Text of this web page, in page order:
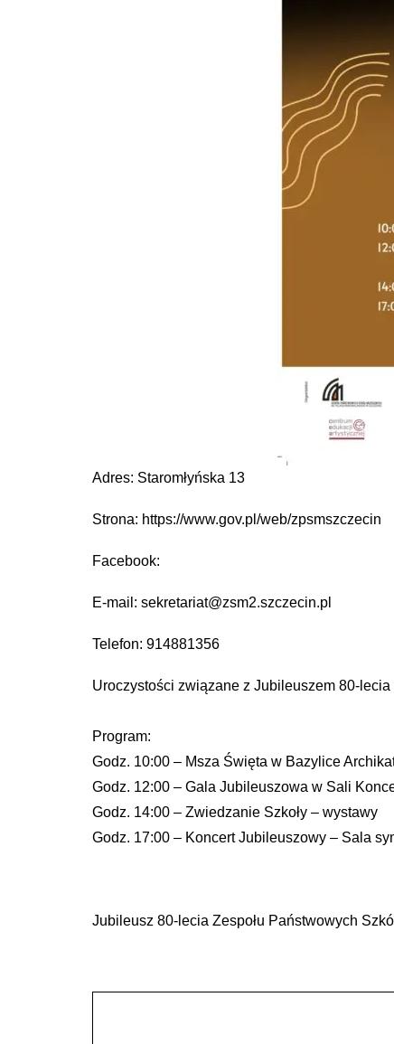
Adres: Staromłyńska 13
Strona: https://www.gov.pl/web/zpsmszczecin
Facebook:
E-mail: sekretariat@zsm2.szczecin.pl
Telefon: 914881356
Uroczystości związane z Jubileuszem 80-
Program:
Godz. 10:00 – Msza Święta w Bazylice
Godz. 12:00 – Gala Jubileuszowa w Sali
Godz. 14:00 – Zwiedzanie Szkoły – wystawy
Godz. 17:00 – Koncert Jubileuszowy – Sala
Jubileusz 80-lecia Zespołu Państwowych